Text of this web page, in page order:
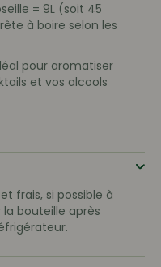
= 9L (soit 45
à boire selon les
pour aromatiser
et vos alcools
frais, si possible à
la bouteille après